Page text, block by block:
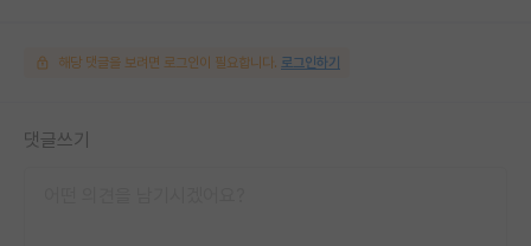
해당 댓글을 보려면 로그인이 필요합니다. 로그인하기
댓글쓰기